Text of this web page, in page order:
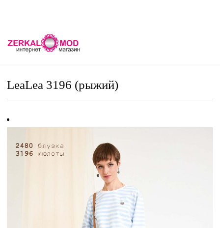
LeaLea 3196 (рыжий)